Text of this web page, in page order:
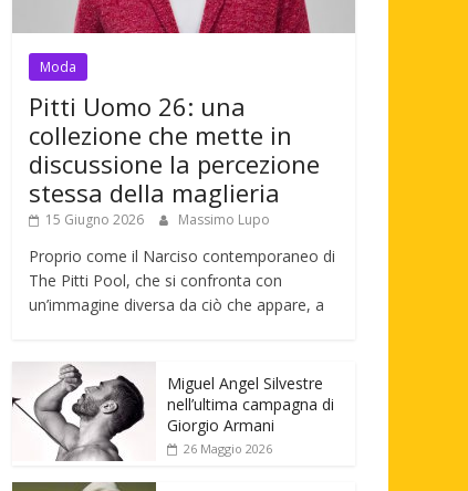
Moda
Pitti Uomo 26: una
collezione che mette in
discussione la percezione
stessa della maglieria
15 Giugno 2026 Massimo Lupo
Proprio come il Narciso contemporaneo di
The Pitti Pool, che si confronta con
un’immagine diversa da ciò che appare, a
Miguel Angel Silvestre
nell’ultima campagna di
Giorgio Armani
26 Maggio 2026